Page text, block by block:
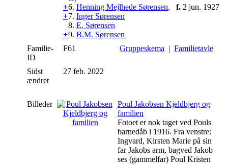
+6. Henning Mejlhede Sørensen, f. 2 jun. 1927
+7. Inger Sørensen
8. E. Sørensen
+9. B.M. Sørensen
Familie-
ID
F61 Gruppeskema | Familietavle
Sidst
ændret
27 feb. 2022
Billeder
Poul Jakobsen Kjeldbjerg og
familien
Fotoet er nok taget ved Pouls
barnedåb i 1916. Fra venstre:
Ingvard, Kirsten Marie på sin
far Jakobs arm, bagved Jakob
ses (gammelfar) Poul Kristen